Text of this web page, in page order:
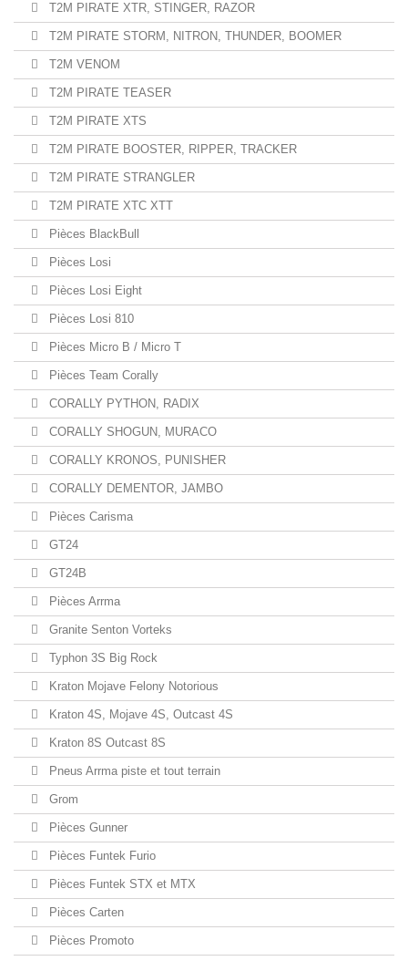
T2M PIRATE XTR, STINGER, RAZOR
T2M PIRATE STORM, NITRON, THUNDER, BOOMER
T2M VENOM
T2M PIRATE TEASER
T2M PIRATE XTS
T2M PIRATE BOOSTER, RIPPER, TRACKER
T2M PIRATE STRANGLER
T2M PIRATE XTC XTT
Pièces BlackBull
Pièces Losi
Pièces Losi Eight
Pièces Losi 810
Pièces Micro B / Micro T
Pièces Team Corally
CORALLY PYTHON, RADIX
CORALLY SHOGUN, MURACO
CORALLY KRONOS, PUNISHER
CORALLY DEMENTOR, JAMBO
Pièces Carisma
GT24
GT24B
Pièces Arrma
Granite Senton Vorteks
Typhon 3S Big Rock
Kraton Mojave Felony Notorious
Kraton 4S, Mojave 4S, Outcast 4S
Kraton 8S Outcast 8S
Pneus Arrma piste et tout terrain
Grom
Pièces Gunner
Pièces Funtek Furio
Pièces Funtek STX et MTX
Pièces Carten
Pièces Promoto